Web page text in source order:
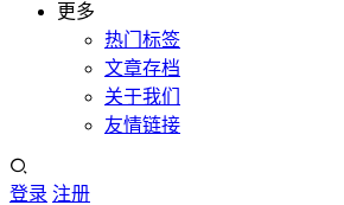
更多
热门标签
文章存档
关于我们
友情链接
登录 注册